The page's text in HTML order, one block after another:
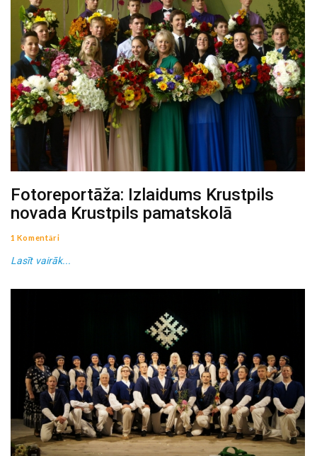
Fotoreportāža: Izlaidums Krustpils
novada Krustpils pamatskolā
1 Komentāri
Lasīt vairāk...